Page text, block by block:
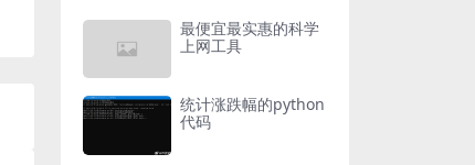
最便宜最实惠的科学
上网工具
统计涨跌幅的python
代码